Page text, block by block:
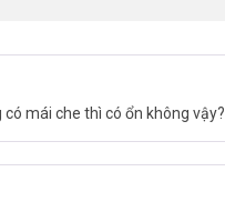
mái che thì có ổn không vậy?